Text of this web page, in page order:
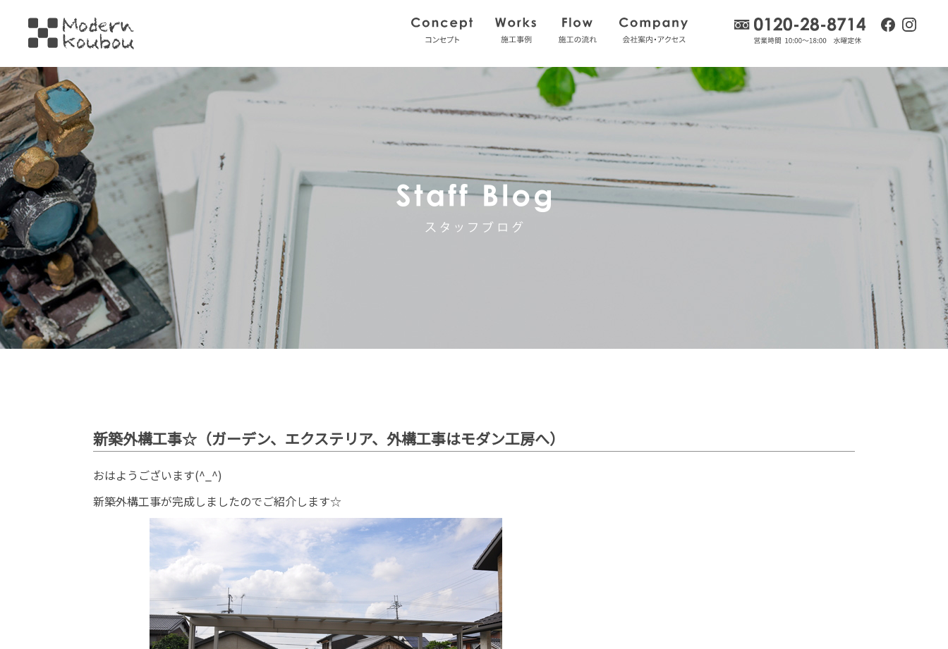
コンセプト 施工事例 施工の流れ 会社案内・アクセス 0120-28-8714
facebook
スタッフブログ
新築外構工事☆（ガーデン、エクステリア、外構工事はモダン工房へ）
おはようございます(^_^)
新築外構工事が完成しましたのでご紹介します☆